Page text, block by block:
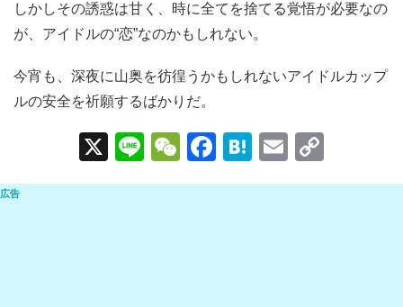
しかしその誘惑は甘く、時に全てを捨てる覚悟が必要なの
が、アイドルの“恋”なのかもしれない。
今宵も、深夜に山奥を彷徨うかもしれないアイドルカップ
ルの安全を祈願するばかりだ。
X
Li
n
W
e
F
a
H
at
E
m o